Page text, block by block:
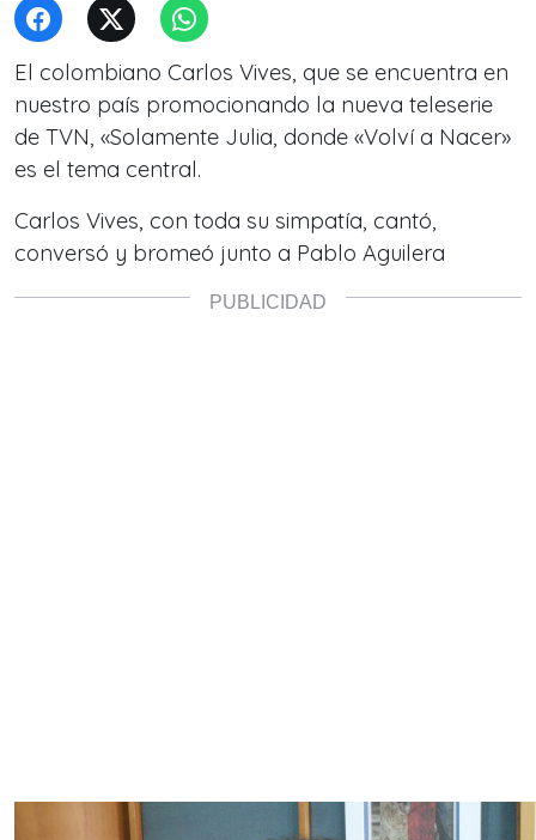
El colombiano Carlos Vives, que se encuentra en
nuestro país promocionando la nueva teleserie
de TVN, «Solamente Julia, donde «Volví a Nacer»
es el tema central.
Carlos Vives, con toda su simpatía, cantó,
conversó y bromeó junto a Pablo Aguilera